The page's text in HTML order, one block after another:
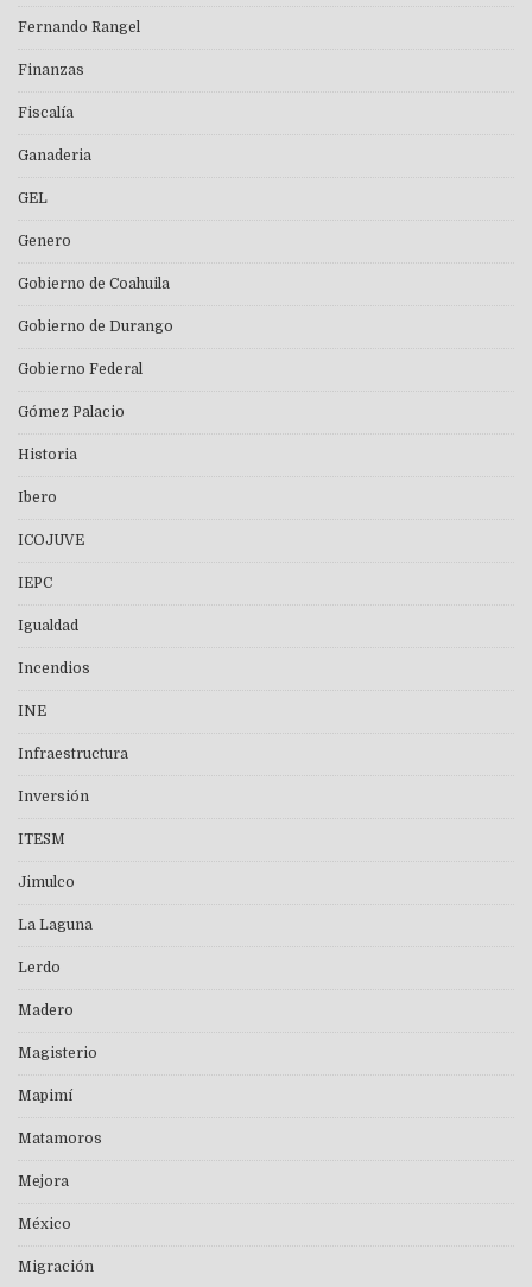
Fernando Rangel
Finanzas
Fiscalía
Ganaderia
GEL
Genero
Gobierno de Coahuila
Gobierno de Durango
Gobierno Federal
Gómez Palacio
Historia
Ibero
ICOJUVE
IEPC
Igualdad
Incendios
INE
Infraestructura
Inversión
ITESM
Jimulco
La Laguna
Lerdo
Madero
Magisterio
Mapimí
Matamoros
Mejora
México
Migración